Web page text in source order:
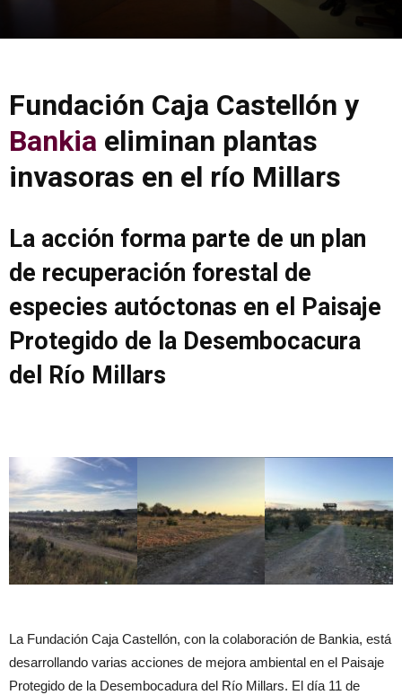
Fundación Caja Castellón y
Bankia eliminan plantas
invasoras en el río Millars
La acción forma parte de un plan
de recuperación forestal de
especies autóctonas en el Paisaje
Protegido de la Desembocacura
del Río Millars
La Fundación Caja Castellón, con la colaboración de Bankia, está
desarrollando varias acciones de mejora ambiental en el Paisaje
Protegido de la Desembocadura del Río Millars. El día 11 de